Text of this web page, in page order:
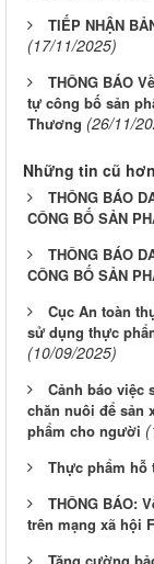
TIẾP NHẬN
(17/11/2025)
THÔNG BÁO
tự công bố sản
Thương (26/11/
Những tin cũ hơn
THÔNG BÁO
CÔNG BỐ SẢN
THÔNG BÁO
CÔNG BỐ SẢN
Cục An toàn
sử dụng thực
(10/09/2025)
Cảnh báo việc
chăn nuôi để sản
phẩm cho người
Thực phẩm hỗ
THÔNG BÁO:
trên mạng xã hội
Tăng cường